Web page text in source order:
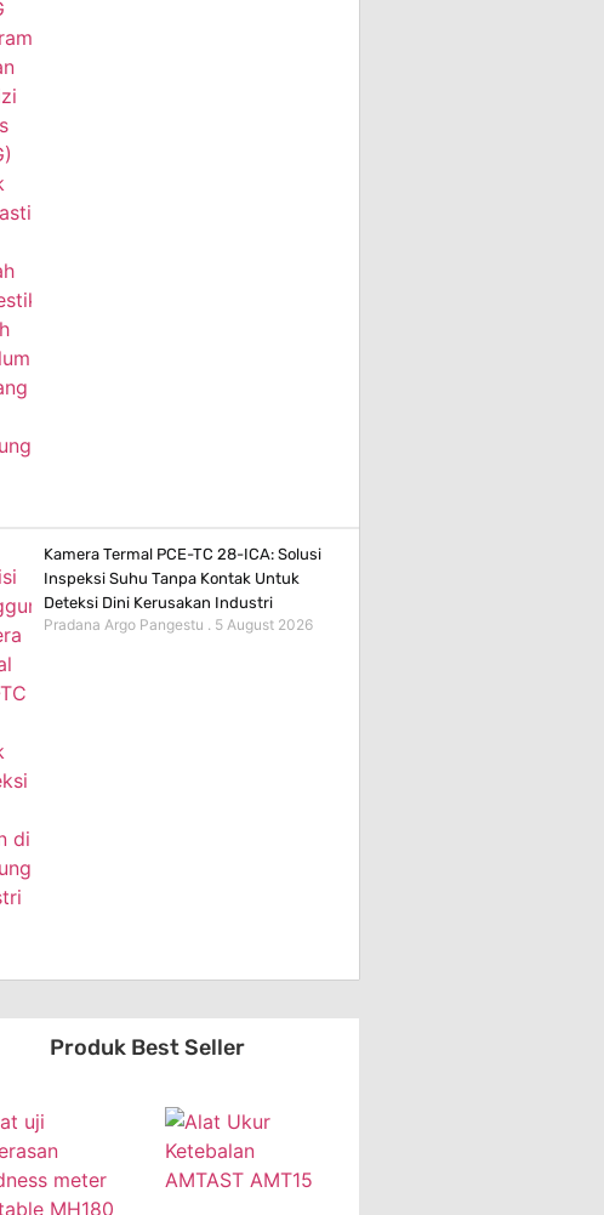
Kamera Termal PCE-TC 28-ICA: Solusi
Inspeksi Suhu Tanpa Kontak Untuk
Deteksi Dini Kerusakan Industri
Pradana Argo Pangestu
5 August 2026
Produk Best Seller